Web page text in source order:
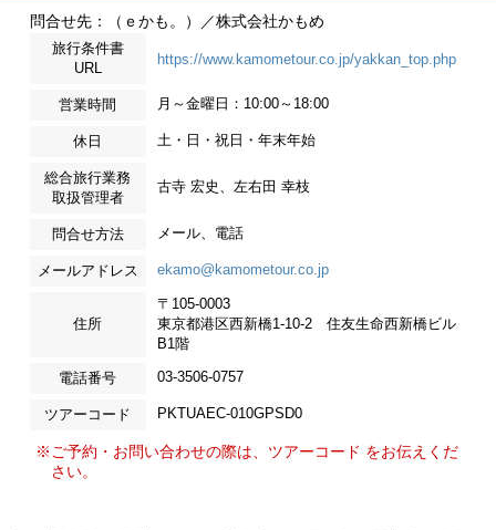
問合せ先：（ｅかも。）／株式会社かもめ
旅行条件書
URL
https://www.kamometour.co.jp/yakkan_top.php
営業時間 月～金曜日：10:00～18:00
休日 土・日・祝日・年末年始
総合旅行業務
取扱管理者
古寺 宏史、左右田 幸枝
問合せ方法 メール、電話
メールアドレス ekamo@kamometour.co.jp
住所
〒105-0003
東京都港区西新橋1-10-2 住友生命西新橋ビル
B1階
電話番号 03-3506-0757
ツアーコード PKTUAEC-010GPSD0
※ご予約・お問い合わせの際は、ツアーコード をお伝えくだ
さい。